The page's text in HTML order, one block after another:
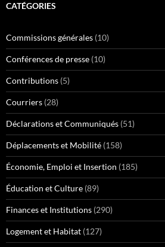
CATÉGORIES
Commissions générales (10)
Conférences de presse (10)
Contributions (5)
Courriers (28)
Déclarations et Communiqués (51)
Déplacements et Mobilité (158)
Économie, Emploi et Insertion (185)
Éducation et Culture (89)
Finances et Institutions (290)
Logement et Habitat (127)